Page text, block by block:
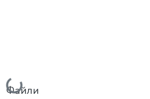
Вантажиться...
Файли